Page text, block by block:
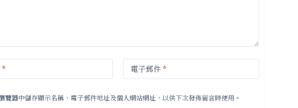
* 電子郵件*
覽器中儲存顯示名稱、電子郵件地址及個人網站網址，以供下次發佈留言時使用。